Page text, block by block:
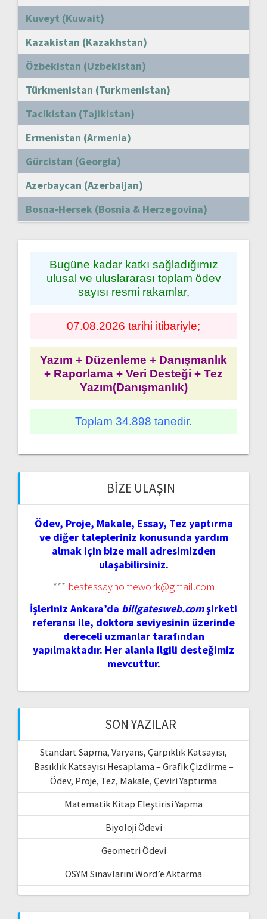
Kuveyt (Kuwait)
Kazakistan (Kazakhstan)
Özbekistan (Uzbekistan)
Türkmenistan (Turkmenistan)
Tacikistan (Tajikistan)
Ermenistan (Armenia)
Gürcistan (Georgia)
Azerbaycan (Azerbaijan)
Bosna-Hersek (Bosnia & Herzegovina)
Bugüne kadar katkı sağladığımız
ulusal ve uluslararası toplam ödev
sayısı resmi rakamlar,
07.08.2026 tarihi itibariyle;
Yazım + Düzenleme + Danışmanlık
+ Raporlama + Veri Desteği + Tez
Yazım(Danışmanlık)
Toplam 34.898 tanedir.
BIZE ULAŞIN
Ödev, Proje, Makale, Essay, Tez yaptırma
ve diğer talepleriniz konusunda yardım
almak için bize mail adresimizden
ulaşabilirsiniz.
*** bestessayhomework@gmail.com
İşleriniz Ankara’da billgatesweb.comşirketi
referansı ile, doktora seviyesinin üzerinde
dereceli uzmanlar tarafından
yapılmaktadır. Her alanla ilgili desteğimiz
mevcuttur.
SON YAZILAR
Standart Sapma, Varyans, Çarpıklık Katsayısı,
Basıklık Katsayısı Hesaplama – Grafik Çizdirme –
Ödev, Proje, Tez, Makale, Çeviri Yaptırma
Matematik Kitap Eleştirisi Yapma
Biyoloji Ödevi
Geometri Ödevi
ÖSYM Sınavlarını Word’e Aktarma